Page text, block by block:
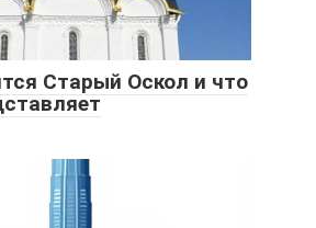
Старый Оскол и что